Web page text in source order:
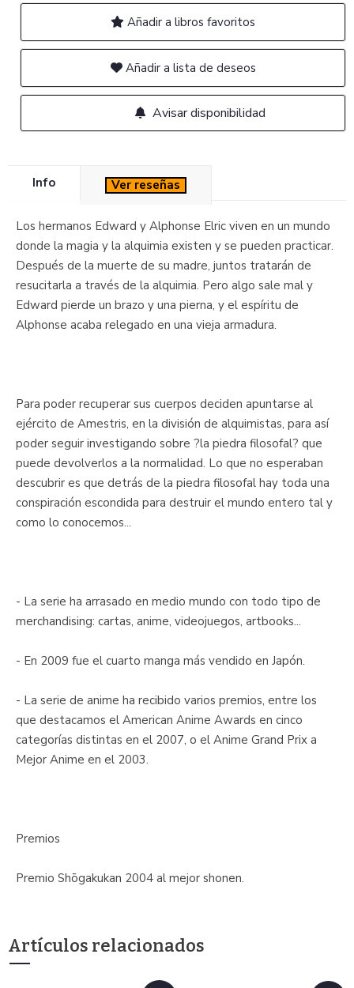
Añadir a libros favoritos
Añadir a lista de deseos
Avisar disponibilidad
Info Ver reseñas
Los hermanos Edward y Alphonse Elric viven en un mundo
donde la magia y la alquimia existen y se pueden practicar.
Después de la muerte de su madre, juntos tratarán de
resucitarla a través de la alquimia. Pero algo sale mal y
Edward pierde un brazo y una pierna, y el espíritu de
Alphonse acaba relegado en una vieja armadura.
Para poder recuperar sus cuerpos deciden apuntarse al
ejército de Amestris, en la división de alquimistas, para así
poder seguir investigando sobre ?la piedra filosofal? que
puede devolverlos a la normalidad. Lo que no esperaban
descubrir es que detrás de la piedra filosofal hay toda una
conspiración escondida para destruir el mundo entero tal y
como lo conocemos...
- La serie ha arrasado en medio mundo con todo tipo de
merchandising: cartas, anime, videojuegos, artbooks...
- En 2009 fue el cuarto manga más vendido en Japón.
- La serie de anime ha recibido varios premios, entre los
que destacamos el American Anime Awards en cinco
categorías distintas en el 2007, o el Anime Grand Prix a
Mejor Anime en el 2003.
Premios
Premio Shōgakukan 2004 al mejor shonen.
Artículos relacionados